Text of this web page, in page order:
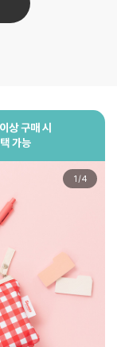
상 구매 시
가능
1 /4